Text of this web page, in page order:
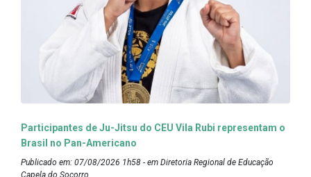
Participantes de Ju-Jitsu do CEU Vila Rubi representam o
Brasil no Pan-Americano
Publicado em: 07/08/2026 1h58 - em Diretoria Regional de Educação
Capela do Socorro